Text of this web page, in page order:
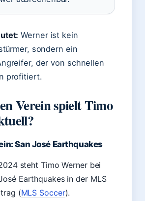
Werner ist kein
sondern ein
der von schnellen
profitiert.
Verein spielt Timo
San José Earthquakes
steht Timo Werner bei
Earthquakes in der MLS
(MLS Soccer).